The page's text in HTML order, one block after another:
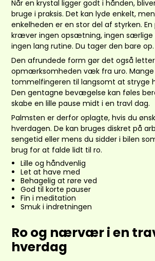
Når en krystal ligger godt i hånden,
bruge i praksis. Det kan lyde enkelt,
enkelheden er en stor del af styrken.
kræver ingen opsætning, ingen særlige
ingen lang rutine. Du tager den bare op.
Den afrundede form gør det også
opmærksomheden væk fra uro. Mange
tommelfingeren til langsomt at stryge
Den gentagne bevægelse kan føles
skabe en lille pause midt i en travl dag.
Palmsten er derfor oplagte, hvis du
hverdagen. De kan bruges diskret på
sengetid eller mens du sidder i bilen
brug for at falde lidt til ro.
Lille og håndvenlig
Let at have med
Behagelig at røre ved
God til korte pauser
Fin i meditation
Smuk i indretningen
Ro og nærvær i en
hverdag